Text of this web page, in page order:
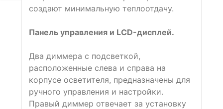
создают минимальную теплоотдачу.
Панель управления и LCD-дисплей.
Два диммера с подсветкой,
расположенные слева и справа на
корпусе осветителя, предназначены для
ручного управления и настройки.
Правый диммер отвечает за установку